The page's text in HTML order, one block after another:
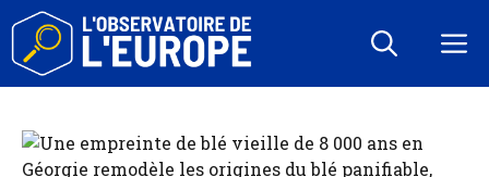
Aller
contenu